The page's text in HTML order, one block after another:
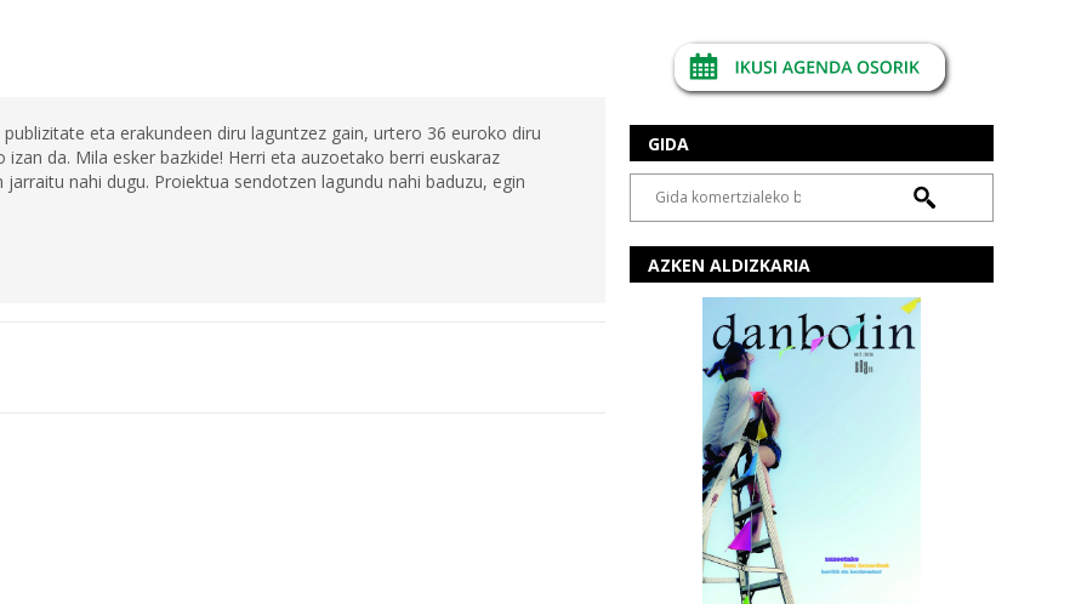
eta erakundeen diru laguntzez gain, urtero 36 euroko diru
da. Mila esker bazkide! Herri eta auzoetako berri euskaraz
nahi dugu. Proiektua sendotzen lagundu nahi baduzu, egin
GIDA
AZKEN ALDIZKARIA